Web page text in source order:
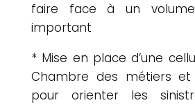
faire face à un
important
* Mise en place d’une
Chambre des métiers et
pour orienter les